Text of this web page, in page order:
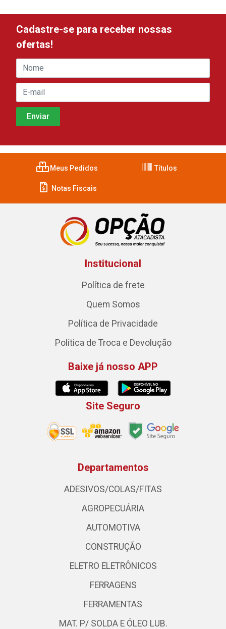
Cadastre-se para receber nossas
ofertas!
Meus Pedidos Títulos
Notas Fiscais
Institucional
Política de frete
Quem Somos
Política de Privacidade
Política de Troca e Devolução
Baixe já nosso APP
Site Seguro
Departamentos
ADESIVOS/COLAS/FITAS
AGROPECUÁRIA
AUTOMOTIVA
CONSTRUÇÃO
ELETRO ELETRÔNICOS
FERRAGENS
FERRAMENTAS
MAT. P/ SOLDA E ÓLEO LUB.